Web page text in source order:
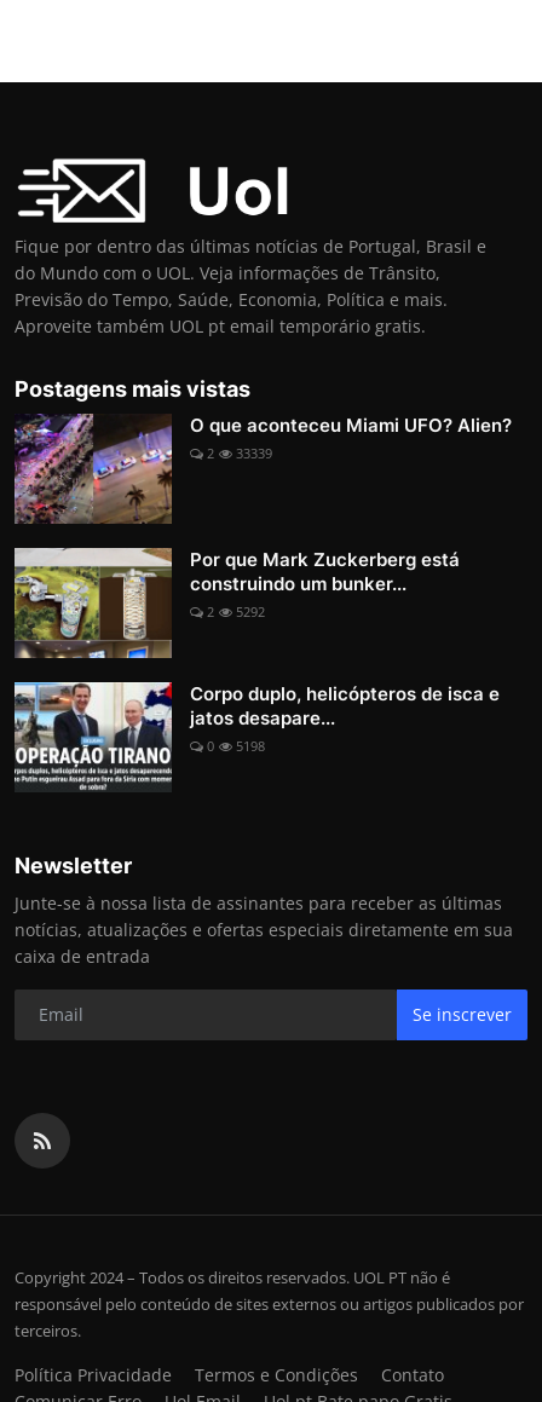
Fique por dentro das últimas notícias de Portugal, Brasil e
do Mundo com o UOL. Veja informações de Trânsito,
Previsão do Tempo, Saúde, Economia, Política e mais.
Aproveite também UOL pt email temporário gratis.
Postagens mais vistas
O que aconteceu Miami UFO? Alien?
2 33339
Por que Mark Zuckerberg está
construindo um bunker...
2 5292
Corpo duplo, helicópteros de isca e
jatos desapare...
0 5198
Newsletter
Junte-se à nossa lista de assinantes para receber as últimas
notícias, atualizações e ofertas especiais diretamente em sua
caixa de entrada
Se inscrever
Copyright 2024 – Todos os direitos reservados. UOL PT não é
responsável pelo conteúdo de sites externos ou artigos publicados por
terceiros.
Política Privacidade Termos e Condições
Contato